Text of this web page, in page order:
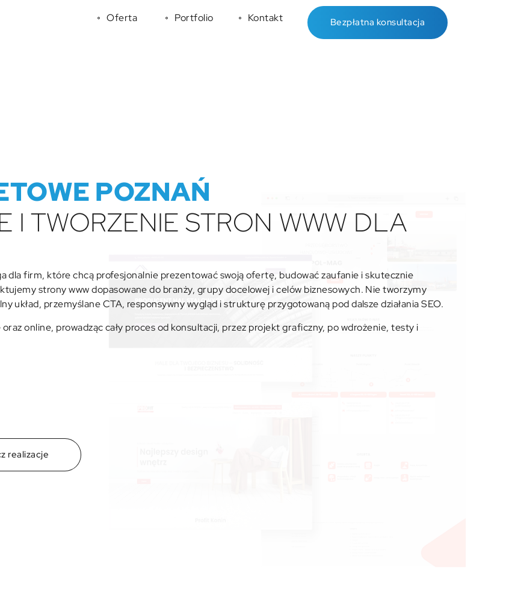
Oferta Portfolio Kontakt Bezpłatna konsultacja
POZNAŃ
I TWORZENIE STRON WWW DLA
dla firm, które chcą profesjonalnie prezentować swoją ofertę, budować zaufanie i skutecznie
strony www dopasowane do branży, grupy docelowej i celów biznesowych. Nie tworzymy
układ, przemyślane CTA, responsywny wygląd i strukturę przygotowaną pod dalsze działania SEO.
online, prowadząc cały proces od konsultacji, przez projekt graficzny, po wdrożenie, testy i
realizacje